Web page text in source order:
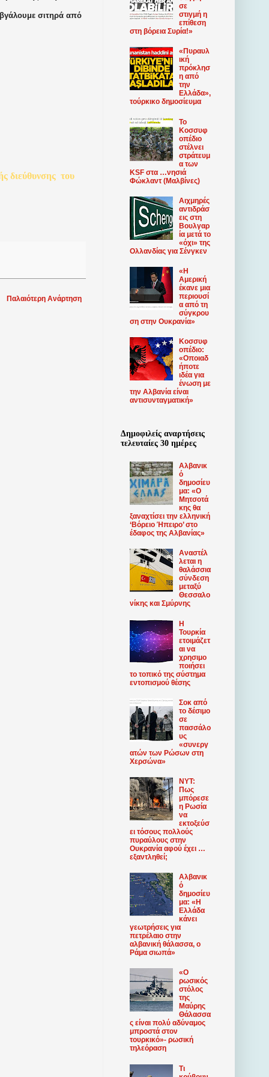
σιτηρά από
διεύθυνσης του
Παλαιότερη Ανάρτηση
σε
στιγμή η
επίθεση
στη βόρεια Συρία!»
«Πυραυλ
ική
πρόκλησ
η από
την
Ελλάδα»,
τούρκικο δημοσίευμα
Το
Κοσσυφ
οπέδιο
στέλνει
στράτευμ
α των
KSF στα …νησιά
Φώκλαντ (Μαλβίνες)
Αιχμηρές
αντιδράσ
εις στη
Βουλγαρ
ία μετά το
«όχι» της
Ολλανδίας για Σένγκεν
«Η
Αμερική
έκανε μια
περιουσί
α από τη
σύγκρου
ση στην Ουκρανία»
Κοσσυφ
οπέδιο:
«Οποιαδ
ήποτε
ιδέα για
ένωση με
την Αλβανία είναι
αντισυνταγματική»
Δημοφιλείς αναρτήσεις
τελευταίες 30 ημέρες
Αλβανικ
ό
δημοσίευ
μα: «Ο
Μητσοτά
κης θα
ξαναχτίσει την ελληνική
‘Βόρειο Ήπειρο’ στο
έδαφος της Αλβανίας»
Αναστέλ
λεται η
θαλάσσια
σύνδεση
μεταξύ
Θεσσαλο
νίκης και Σμύρνης
Η
Τουρκία
ετοιμάζετ
αι να
χρησιμο
ποιήσει
το τοπικό της σύστημα
εντοπισμού θέσης
Σοκ από
το δέσιμο
σε
πασσάλο
υς
«συνεργ
ατών των Ρώσων στη
Χερσώνα»
NYT:
Πως
μπόρεσε
η Ρωσία
να
εκτοξεύσ
ει τόσους πολλούς
πυραύλους στην
Ουκρανία αφού έχει …
εξαντληθεί;
Αλβανικ
ό
δημοσίευ
μα: «Η
Ελλάδα
κάνει
γεωτρήσεις για
πετρέλαιο στην
αλβανική θάλασσα, ο
Ράμα σιωπά»
«Ο
ρωσικός
στόλος
της
Μαύρης
Θάλασσα
ς είναι πολύ αδύναμος
μπροστά στον
τουρκικό»- ρωσική
τηλεόραση
Τι